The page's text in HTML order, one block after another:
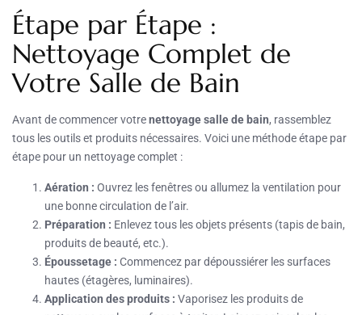
Étape par Étape :
Nettoyage Complet de
Votre Salle de Bain
Avant de commencer votrenettoyage salle de bain, rassemblez
tous les outils et produits nécessaires. Voici une méthode étape par
étape pour un nettoyage complet :
Aération : Ouvrez les fenêtres ou allumez la ventilation pour
une bonne circulation de l’air.
Préparation : Enlevez tous les objets présents (tapis de bain,
produits de beauté, etc.).
Époussetage : Commencez par dépoussiérer les surfaces
hautes (étagères, luminaires).
Application des produits : Vaporisez les produits de